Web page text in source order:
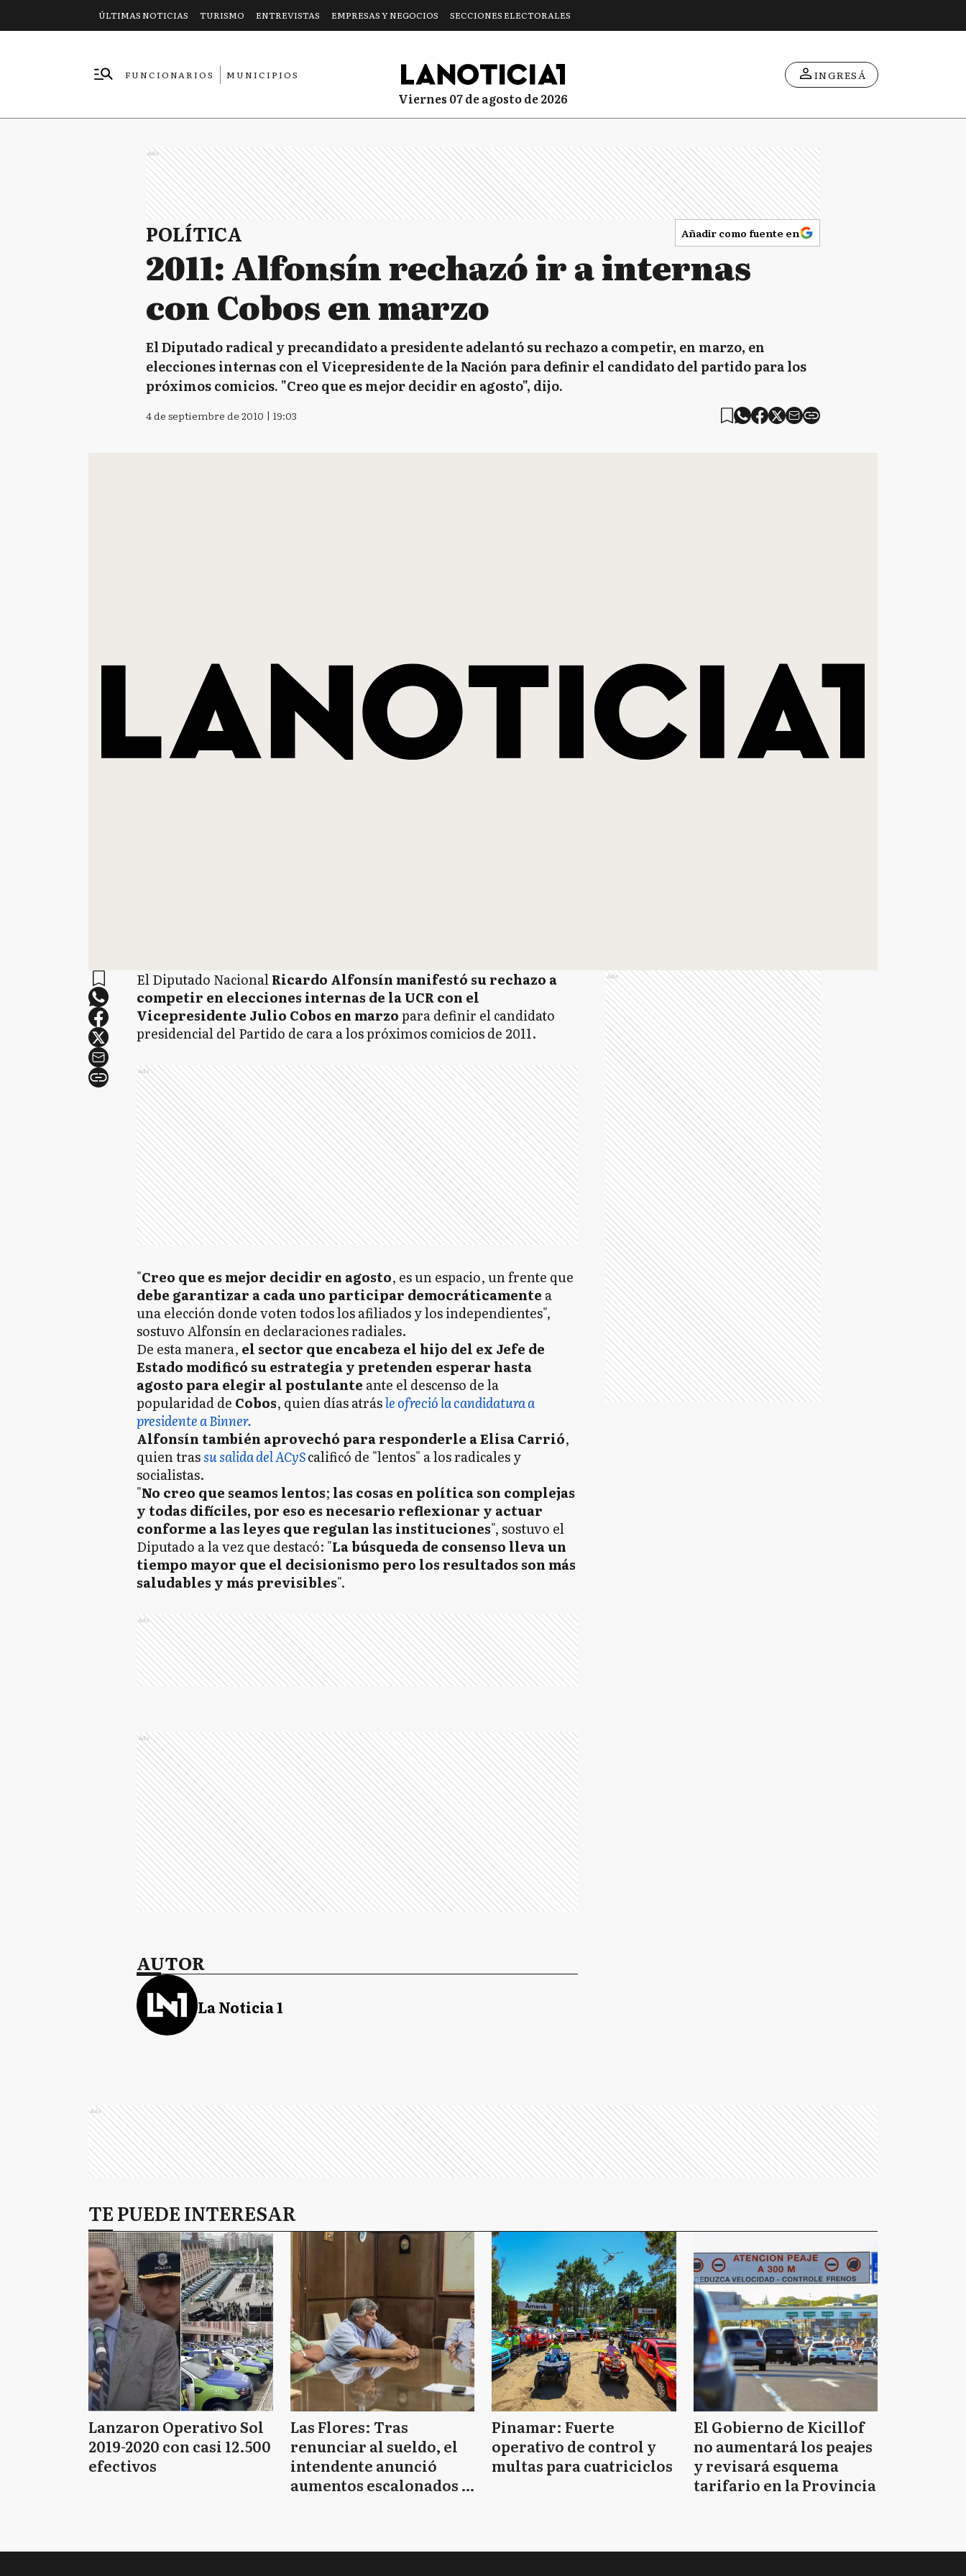
ÚLTIMAS NOTICIAS TURISMO ENTREVISTAS EMPRESAS Y NEGOCIOS SECCIONES ELECTORALES
FUNCIONARIOS
MUNICIPIOS
viernes 07 de agosto de 2026
INGRESÁ
Ads
POLÍTICA Añadir como fuente en
2011: Alfonsín rechazó ir a internas
con Cobos en marzo
El Diputado radical y precandidato a presidente adelantó su rechazo a competir, en marzo, en
elecciones internas con el Vicepresidente de la Nación para definir el candidato del partido para los
próximos comicios. "Creo que es mejor decidir en agosto", dijo.
4 de septiembre de 2010 | 19:03
El Diputado NacionalRicardo Alfonsín manifestó su rechazo a
competir en elecciones internas de la UCR con el
Vicepresidente Julio Cobos en marzopara definir el candidato
presidencial del Partido de cara a los próximos comicios de 2011.
Ads
"Creo que es mejor decidir en agosto, es un espacio, un frente que
debe garantizar a cada uno participar democráticamente a
una elección donde voten todos los afiliados y los independientes",
sostuvo Alfonsín en declaraciones radiales.
De esta manera, el sector que encabeza el hijo del ex Jefe de
Estado modificó su estrategia y pretenden esperar hasta
agosto para elegir al postulante ante el descenso de la
popularidad de Cobos, quien días atrásle ofreció la candidatura a
presidente a Binner.
Alfonsín también aprovechó para responderle a Elisa Carrió,
quien trassu salida del ACyScalificó de "lentos" a los radicales y
socialistas.
"No creo que seamos lentos; las cosas en política son complejas
y todas difíciles, por eso es necesario reflexionar y actuar
conforme a las leyes que regulan las instituciones", sostuvo el
Diputado a la vez que destacó: "La búsqueda de consenso lleva un
tiempo mayor que el decisionismo pero los resultados son más
saludables y más previsibles".
Ads
Ads
AUTOR
La Noticia 1
Ads
Ads
TE PUEDE INTERESAR
Lanzaron Operativo Sol
2019-2020 con casi 12.500
efectivos
Las Flores: Tras
renunciar al sueldo, el
intendente anunció
aumentos escalonados y
Pinamar: Fuerte
operativo de control y
multas para cuatriciclos
El Gobierno de Kicillof
no aumentará los peajes
y revisará esquema
tarifario en la Provincia